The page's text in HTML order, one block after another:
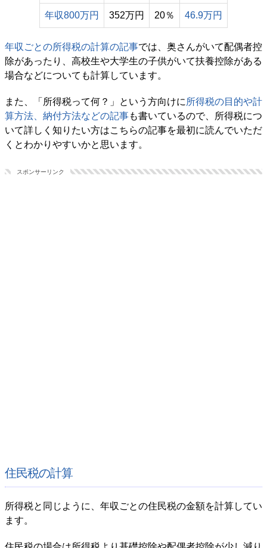
年収800万円 352万円 20％ 46.9万円
年収ごとの所得税の計算の記事では、奥さんがいて配偶者控
除があったり、高校生や大学生の子供がいて扶養控除がある
場合などについても計算しています。
また、「所得税って何？」という方向けに 所得税の目的や計
算方法、納付方法などの記事も書いているので、所得税につ
いて詳しく知りたい方はこちらの記事を最初に読んでいただ
くとわかりやすいかと思います。
スポンサーリンク
住民税の計算
所得税と同じように、年収ごとの住民税の金額を計算してい
ます。